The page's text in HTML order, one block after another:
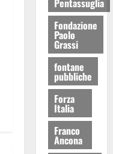
Pentassuglia
Fondazione
Paolo
Grassi
fontane
pubbliche
Forza
Italia
Franco
Ancona